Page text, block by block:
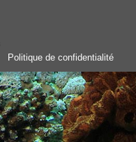
Politique de confidentialité